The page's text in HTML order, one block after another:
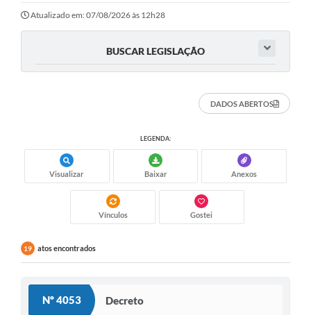
Atualizado em: 07/08/2026 às 12h28
BUSCAR LEGISLAÇÃO
DADOS ABERTOS
LEGENDA:
Visualizar Baixar Anexos
Vínculos Gostei
19 atos encontrados
Nº 4053 Decreto